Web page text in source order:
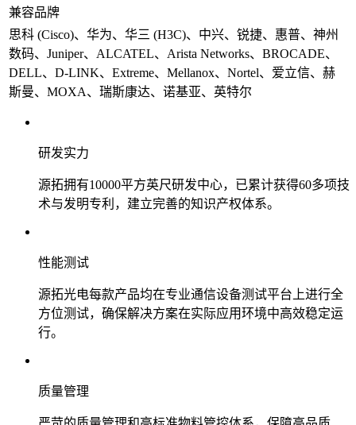
兼容品牌
思科 (Cisco)、华为、华三 (H3C)、中兴、锐捷、惠普、神州
数码、Juniper、ALCATEL、Arista Networks、BROCADE、
DELL、D-LINK、Extreme、Mellanox、Nortel、爱立信、赫
斯曼、MOXA、瑞斯康达、诺基亚、英特尔
研发实力
源拓拥有10000平方英尺研发中心，已累计获得60多项技
术与发明专利，建立完善的知识产权体系。
性能测试
源拓光电每款产品均在专业通信设备测试平台上进行全
方位测试，确保解决方案在实际应用环境中高效稳定运
行。
质量管理